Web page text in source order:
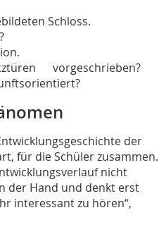
Schloss.
vorgeschrieben?
der
für die Schüler zusammen.
nicht
der Hand und denkt erst
interessant zu hören“,